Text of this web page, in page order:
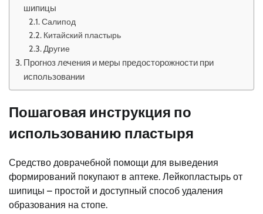
шипицы
Салипод
Китайский пластырь
Другие
Прогноз лечения и меры предосторожности при
использовании
Пошаговая инструкция по
использованию пластыря
Средство доврачебной помощи для выведения
формирований покупают в аптеке. Лейкопластырь от
шипицы – простой и доступный способ удаления
образования на стопе.